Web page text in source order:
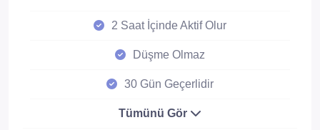
2 Saat İçinde Aktif Olur
Düşme Olmaz
30 Gün Geçerlidir
Tümünü Gör